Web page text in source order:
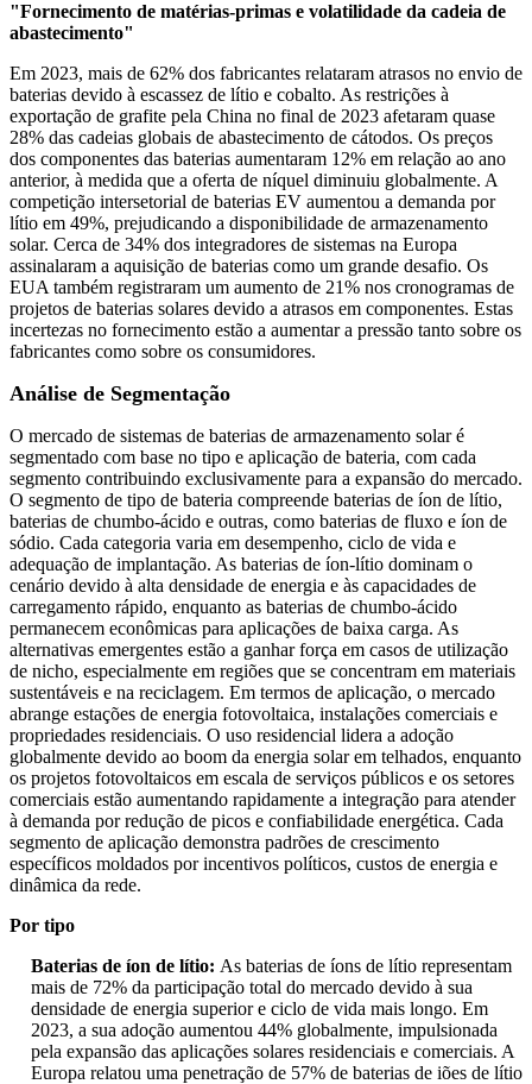
"Fornecimento de matérias-primas e volatilidade da cadeia de
abastecimento"
Em 2023, mais de 62% dos fabricantes relataram atrasos no envio de
baterias devido à escassez de lítio e cobalto. As restrições à
exportação de grafite pela China no final de 2023 afetaram quase
28% das cadeias globais de abastecimento de cátodos. Os preços
dos componentes das baterias aumentaram 12% em relação ao ano
anterior, à medida que a oferta de níquel diminuiu globalmente. A
competição intersetorial de baterias EV aumentou a demanda por
lítio em 49%, prejudicando a disponibilidade de armazenamento
solar. Cerca de 34% dos integradores de sistemas na Europa
assinalaram a aquisição de baterias como um grande desafio. Os
EUA também registraram um aumento de 21% nos cronogramas de
projetos de baterias solares devido a atrasos em componentes. Estas
incertezas no fornecimento estão a aumentar a pressão tanto sobre os
fabricantes como sobre os consumidores.
Análise de Segmentação
O mercado de sistemas de baterias de armazenamento solar é
segmentado com base no tipo e aplicação de bateria, com cada
segmento contribuindo exclusivamente para a expansão do mercado.
O segmento de tipo de bateria compreende baterias de íon de lítio,
baterias de chumbo-ácido e outras, como baterias de fluxo e íon de
sódio. Cada categoria varia em desempenho, ciclo de vida e
adequação de implantação. As baterias de íon-lítio dominam o
cenário devido à alta densidade de energia e às capacidades de
carregamento rápido, enquanto as baterias de chumbo-ácido
permanecem econômicas para aplicações de baixa carga. As
alternativas emergentes estão a ganhar força em casos de utilização
de nicho, especialmente em regiões que se concentram em materiais
sustentáveis ​​e na reciclagem. Em termos de aplicação, o mercado
abrange estações de energia fotovoltaica, instalações comerciais e
propriedades residenciais. O uso residencial lidera a adoção
globalmente devido ao boom da energia solar em telhados, enquanto
os projetos fotovoltaicos em escala de serviços públicos e os setores
comerciais estão aumentando rapidamente a integração para atender
à demanda por redução de picos e confiabilidade energética. Cada
segmento de aplicação demonstra padrões de crescimento
específicos moldados por incentivos políticos, custos de energia e
dinâmica da rede.
Por tipo
Baterias de íon de lítio: As baterias de íons de lítio representam
mais de 72% da participação total do mercado devido à sua
densidade de energia superior e ciclo de vida mais longo. Em
2023, a sua adoção aumentou 44% globalmente, impulsionada
pela expansão das aplicações solares residenciais e comerciais. A
Europa relatou uma penetração de 57% de baterias de iões de lítio